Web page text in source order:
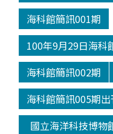
海科館簡訊001期
100年9月29日海科
海科館簡訊002期
海科館簡訊005期出
國立海洋科技博物